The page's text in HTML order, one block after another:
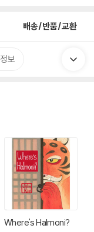
배송/반품/교환
보
Where's Halmoni?